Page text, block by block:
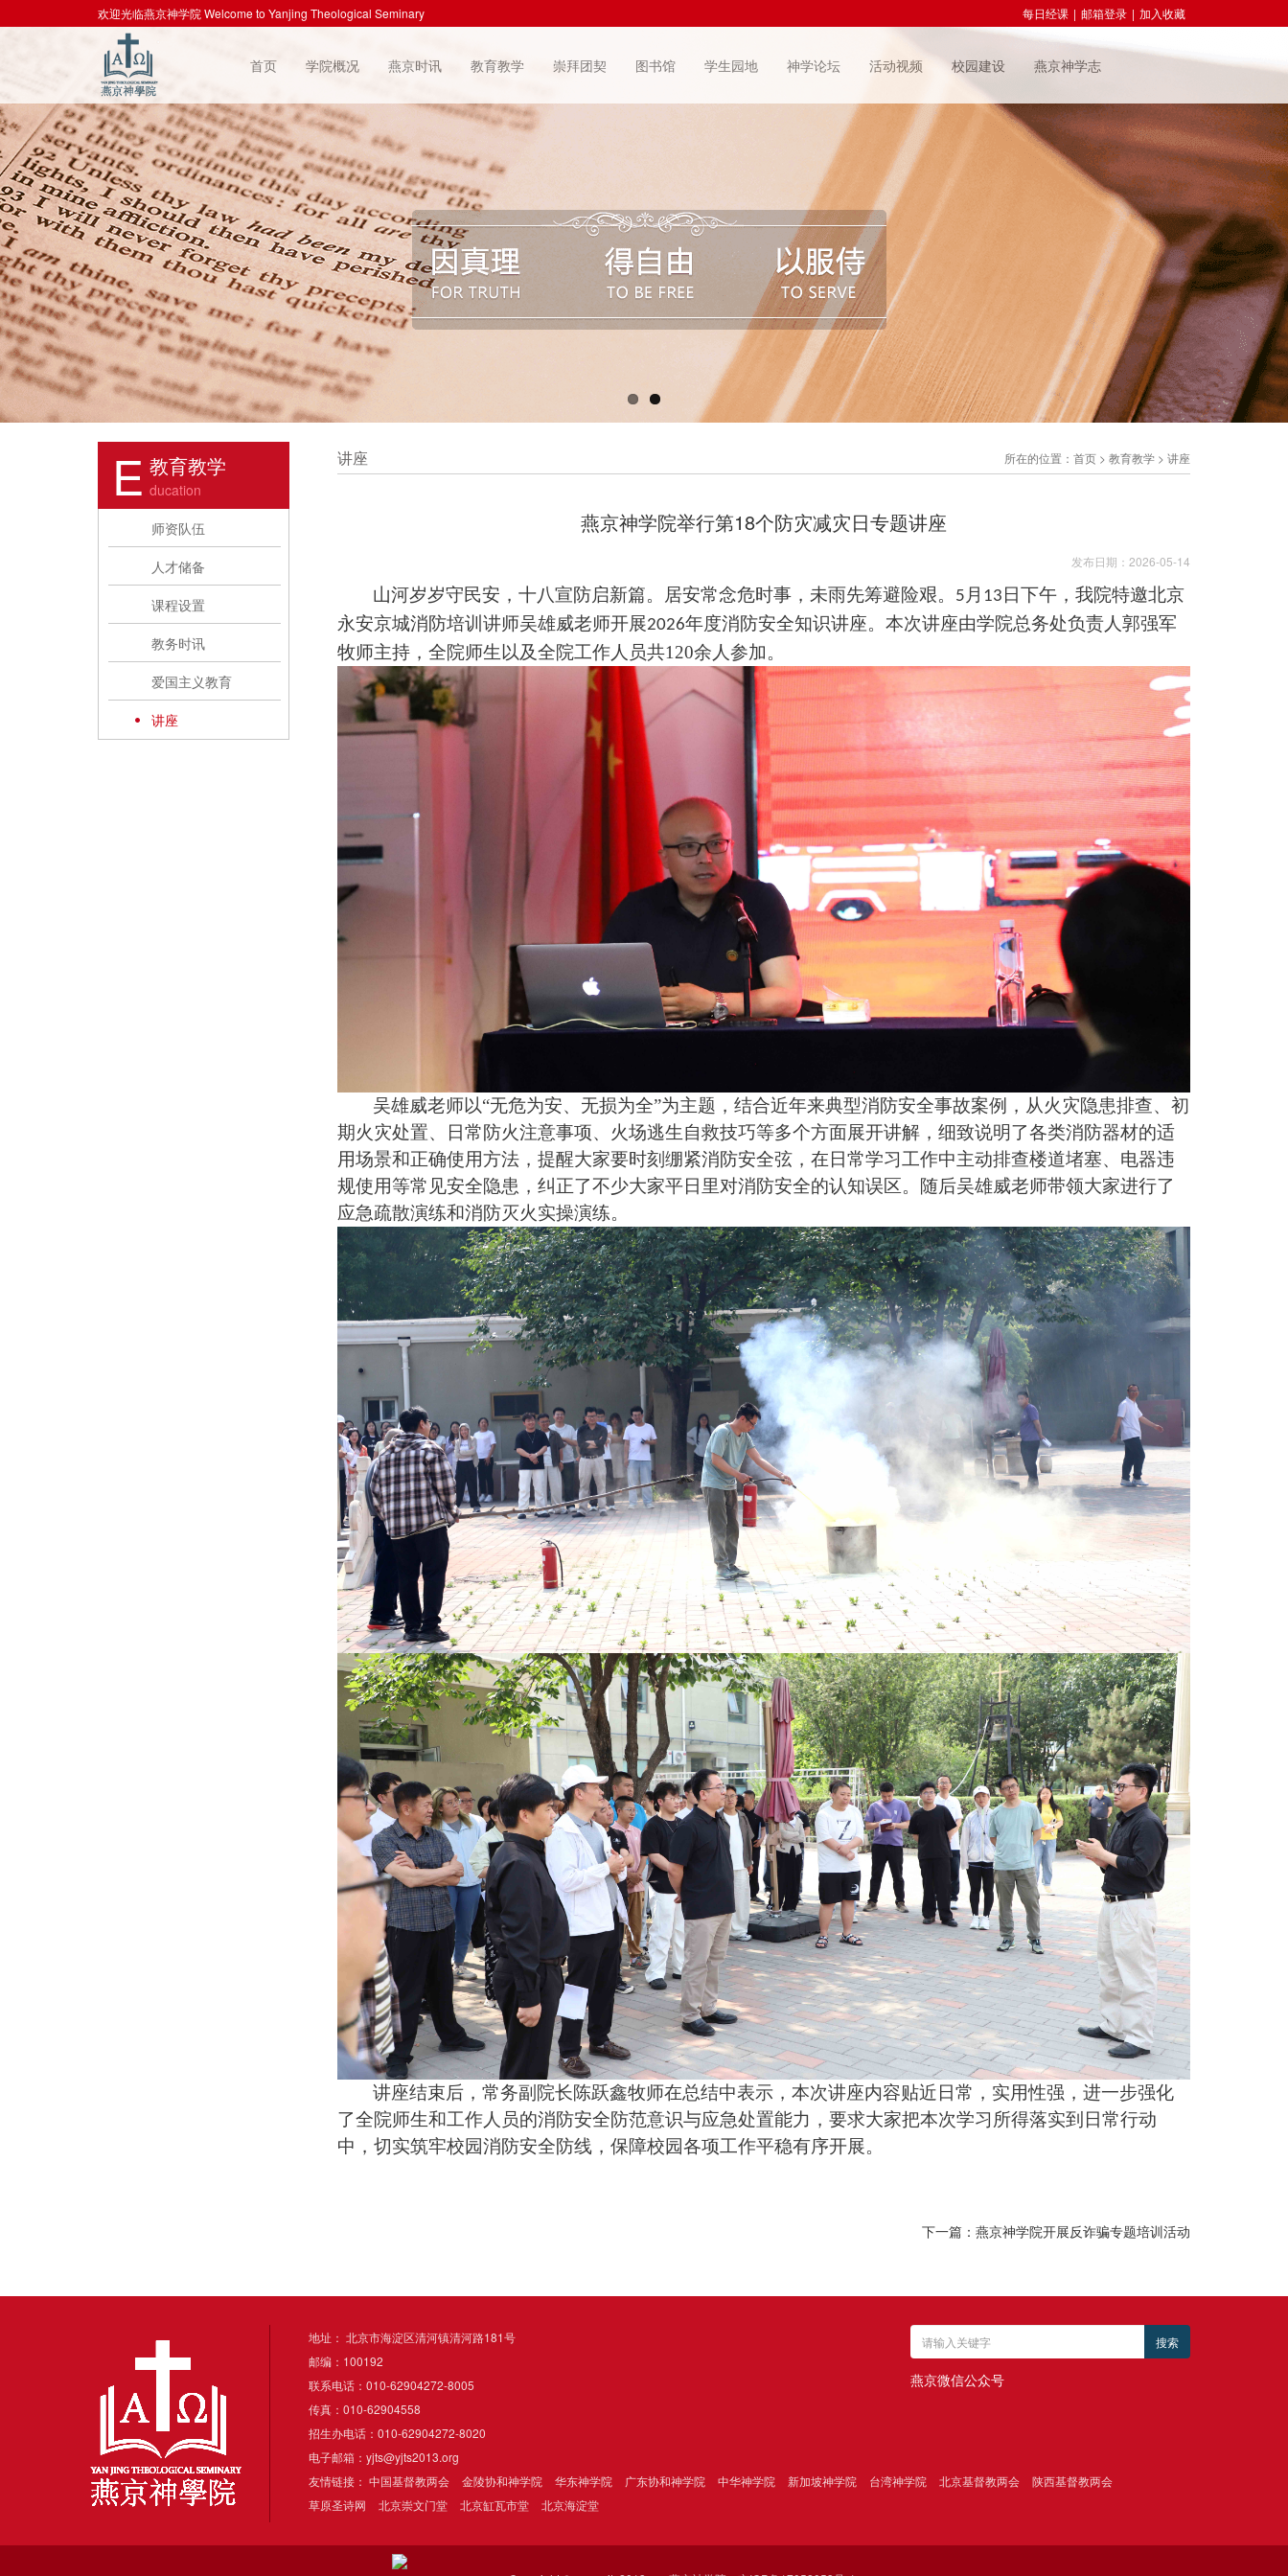
欢迎光临燕京神学院 Welcome to Yanjing Theological Seminary 每日经课 | 邮箱登录 | 加入收藏
首页 学院概况 燕京时讯 教育教学 崇拜团契 图书馆 学生园地 神学论坛 活动视频 校园建设 燕京神学志
E 教育教学
ducation
师资队伍
人才储备
课程设置
教务时讯
爱国主义教育
讲座
讲座 所在的位置： 首页 > 教育教学 > 讲座
燕京神学院举行第18个防灾减灾日专题讲座
发布日期：2026-05-14
山河岁岁守民安，十八宣防启新篇。居安常念危时事，未雨先筹避险艰。 5 月 13 日下午，我院特邀北京
永安京城消防培训讲师吴雄威老师开展2026年度消防安全知识讲座。 本次讲座由学院总务处负责人郭强军
牧师主持，全院师生以及全院工作人员共120余人参加。
吴雄威老师以“无危为安、无损为全”为主题，结合近年来典型消防安全事故案例，从火灾隐患排查、初
期火灾处置、日常防火注意事项、火场逃生自救技巧等多个方面展开讲解，细致说明了各类消防器材的适
用场景和正确使用方法，提醒大家要时刻绷紧消防安全弦，在日常学习工作中主动排查楼道堵塞、电器违
规使用等常见安全隐患，纠正了不少大家平日里对消防安全的认知误区。随后吴雄威老师带领大家进行了
应急疏散演练和消防灭火实操演练。
讲座结束后， 常务副院长陈跃鑫牧师在总结中表示，本次讲座内容贴近日常，实用性强，进一步强化
了全院师生和工作人员的消防安全防范意识与应急处置能力，要求大家把本次学习所得落实到日常行动
中，切实筑牢校园消防安全防线，保障校园各项工作平稳有序开展。
下一篇：燕京神学院开展反诈骗专题培训活动
地址： 北京市海淀区清河镇清河路181号
邮编：100192
联系电话：010-62904272-8005
传真：010-62904558
招生办电话：010-62904272-8020
电子邮箱：yjts@yjts2013.org
友情链接： 中国基督教两会 金陵协和神学院 华东神学院 广东协和神学院 中华神学院 新加坡神学院 台湾神学院 北京基督教两会
陕西基督教两会
草原圣诗网
北京崇文门堂 北京缸瓦市堂 北京海淀堂
燕京微信公众号